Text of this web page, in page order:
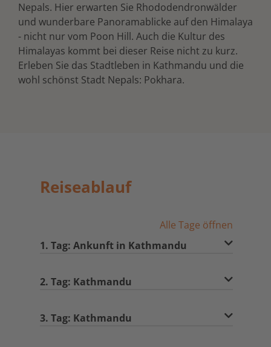
Nepals. Hier erwarten Sie Rhododendronwälder
und wunderbare Panoramablicke auf den Himalaya
- nicht nur vom Poon Hill. Auch die Kultur des
Himalayas kommt bei dieser Reise nicht zu kurz.
Erleben Sie das Stadtleben in Kathmandu und die
wohl schönst Stadt Nepals: Pokhara.
Reiseablauf
Alle Tage öffnen
1. Tag: Ankunft in Kathmandu
2. Tag: Kathmandu
3. Tag: Kathmandu